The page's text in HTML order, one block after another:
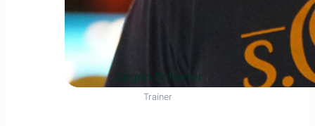
Jürgen Scherrer
Trainer